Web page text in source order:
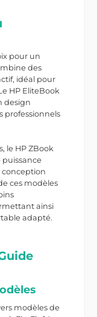
pour un
des
idéal pour
HP EliteBook
design
professionnels
le HP ZBook
puissance
conception
ces modèles
ainsi
adapté.
modèles de